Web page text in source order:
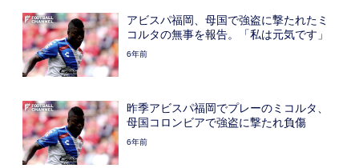
アビスパ福岡、母国で強盗に撃たれたミ
コルタの無事を報告。「私は元気です」
6年前
昨季アビスパ福岡でプレーのミコルタ、
母国コロンビアで強盗に撃たれ負傷
6年前